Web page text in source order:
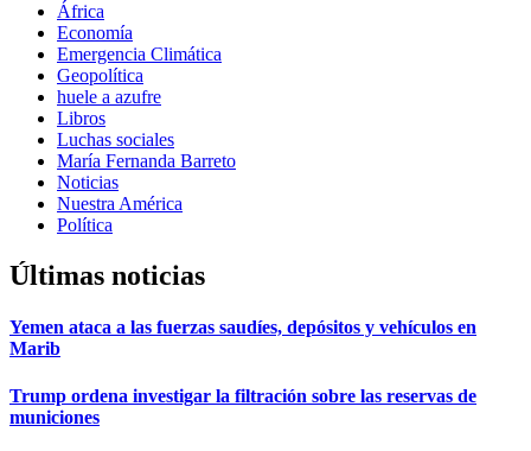
África
Economía
Emergencia Climática
Geopolítica
huele a azufre
Libros
Luchas sociales
María Fernanda Barreto
Noticias
Nuestra América
Política
Últimas noticias
Yemen ataca a las fuerzas saudíes, depósitos y vehículos en
Marib
Trump ordena investigar la filtración sobre las reservas de
municiones